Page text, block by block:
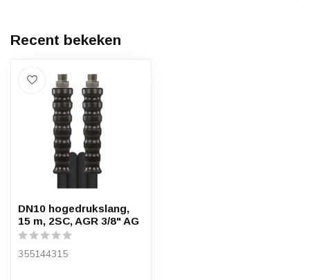
Recent bekeken
DN10 hogedrukslang,
15 m, 2SC, AGR 3/8" AG
355144315